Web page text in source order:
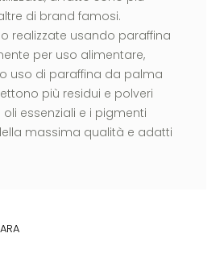
di brand famosi.
realizzate usando paraffina
per uso alimentare,
uso di paraffina da palma
più residui e polveri
oli essenziali e i pigmenti
massima qualità e adatti